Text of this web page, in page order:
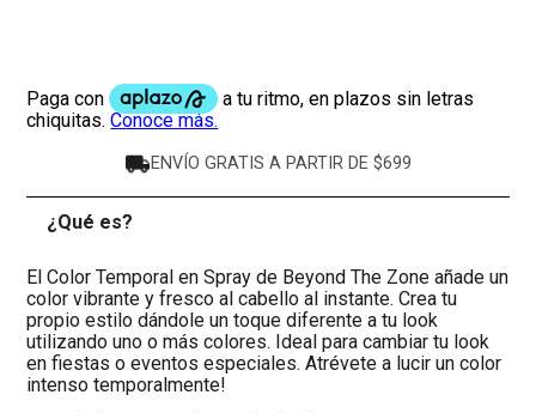
ENVÍO GRATIS A PARTIR DE $699
¿Qué es?
El Color Temporal en Spray de Beyond The Zone añade un
color vibrante y fresco al cabello al instante. Crea tu
propio estilo dándole un toque diferente a tu look
utilizando uno o más colores. Ideal para cambiar tu look
en fiestas o eventos especiales. Atrévete a lucir un color
intenso temporalmente!